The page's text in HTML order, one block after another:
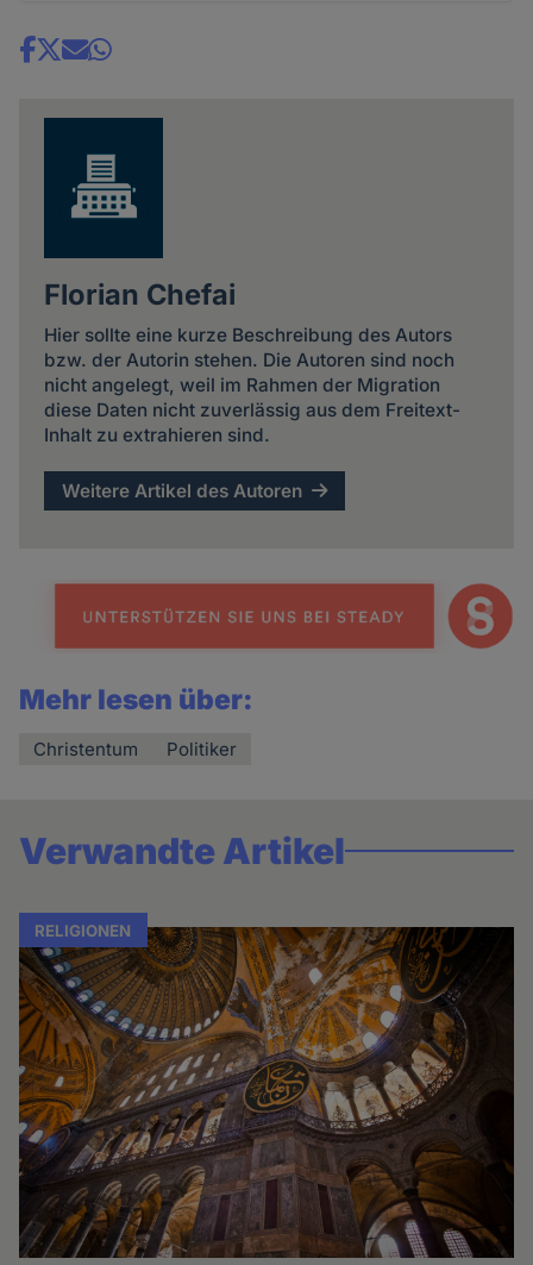
Share
Florian Chefai
Hier sollte eine kurze Beschreibung des Autors
bzw. der Autorin stehen. Die Autoren sind noch
nicht angelegt, weil im Rahmen der Migration
diese Daten nicht zuverlässig aus dem Freitext-
Inhalt zu extrahieren sind.
Weitere Artikel des Autoren
Mehr lesen über:
Christentum Politiker
Verwandte Artikel
RELIGIONEN